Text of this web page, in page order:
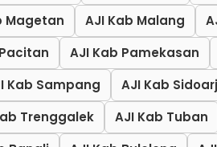
Magetan AJI Kab Malang
AJI Kab Pamekasan
Kab Sampang AJI Kab
Trenggalek AJI Kab Tuban